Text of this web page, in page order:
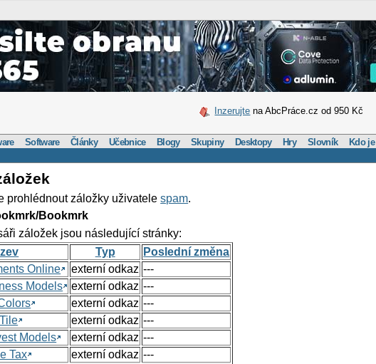
Inzerujte na AbcPráce.cz od 950 Kč
Software Články Učebnice Blogy Skupiny Desktopy Hry Slovník Kdo je
prohlédnout záložky uživatelespam.
Bookmrk
záložek jsou následující stránky:
Typ
Poslední změna
Online
externí odkaz ---
Models
externí odkaz ---
externí odkaz ---
externí odkaz ---
Models
externí odkaz ---
Tax
externí odkaz ---